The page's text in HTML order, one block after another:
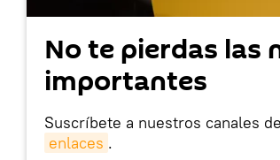
No te pierdas las
importantes
Suscríbete a nuestros canales
enlaces .